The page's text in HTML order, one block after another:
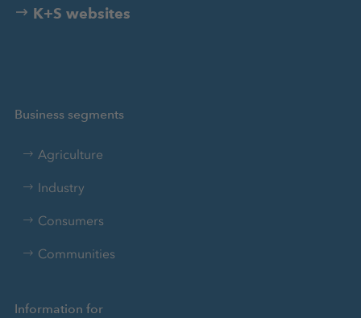
K+S websites
Business segments
Agriculture
Industry
Consumers
Communities
Information for